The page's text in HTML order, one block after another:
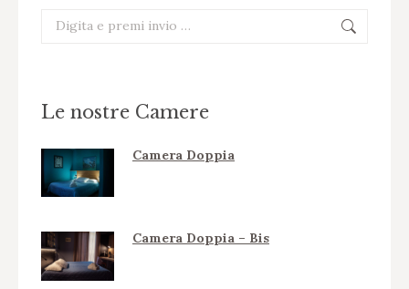
Cerca:
Le nostre Camere
Camera Doppia
Camera Doppia – Bis